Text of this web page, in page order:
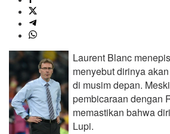
Laurent Blanc
menyebut dirinya
di musim depan.
pembicaraan dengan
memastikan bahwa
Lupi.